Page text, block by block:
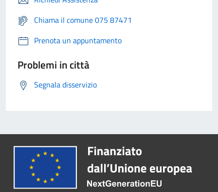
Chiama il comune 075 87471
Prenota un appuntamento
Problemi in città
Segnala disservizio